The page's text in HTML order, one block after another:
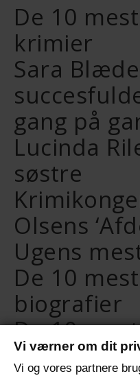
Vi værner om dit
Vi og vores partnere
De 10
krimier
Sara
gang på
Lucinda
søstre
Olsens
Ugens
De 10
biografier
De 10